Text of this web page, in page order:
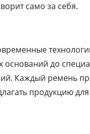
само за себя.
до
Каждый ремень
продукцию